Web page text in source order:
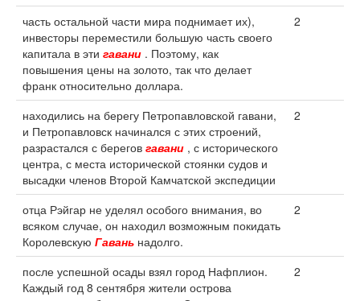
часть остальной части мира поднимает их),
инвесторы переместили большую часть своего
капитала в эти гавани . Поэтому, как
повышения цены на золото, так что делает
франк относительно доллара.
2
находились на берегу Петропавловской гавани,
и Петропавловск начинался с этих строений,
разрастался с берегов гавани , с исторического
центра, с места исторической стоянки судов и
высадки членов Второй Камчатской экспедиции
2
отца Рэйгар не уделял особого внимания, во
всяком случае, он находил возможным покидать
Королевскую Гавань надолго.
2
после успешной осады взял город Нафплион.
Каждый год 8 сентября жители острова
2